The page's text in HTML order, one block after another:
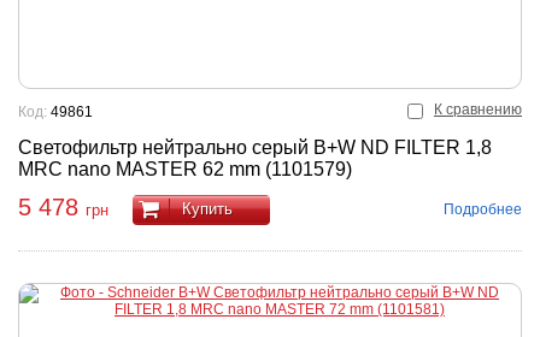
К сравнению
Светофильтр нейтрально серый B+W ND FILTER 1,8
MRC nano MASTER 62 mm (1101579)
Код: 49861
5 478 грн Купить Подробнее